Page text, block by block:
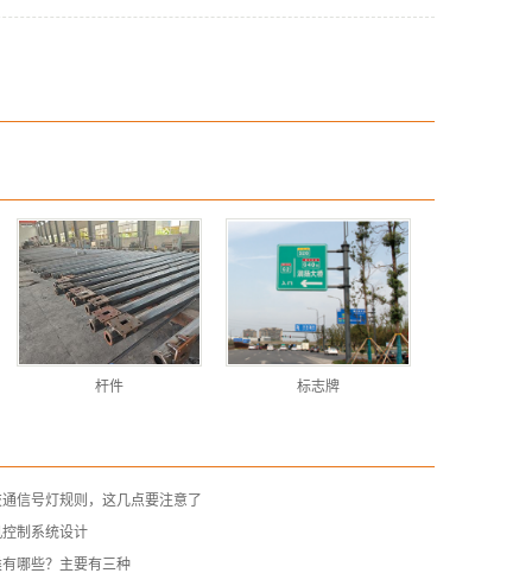
杆件 标志牌
信号灯规则，这几点要注意了
制系统设计
哪些？主要有三种